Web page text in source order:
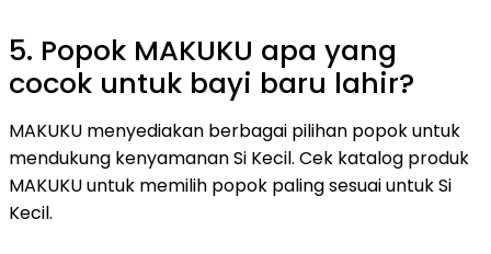
5. Popok MAKUKU apa yang
cocok untuk bayi baru lahir?
MAKUKU menyediakan berbagai pilihan popok untuk
mendukung kenyamanan Si Kecil. Cek katalog produk
MAKUKU untuk memilih popok paling sesuai untuk Si
Kecil.